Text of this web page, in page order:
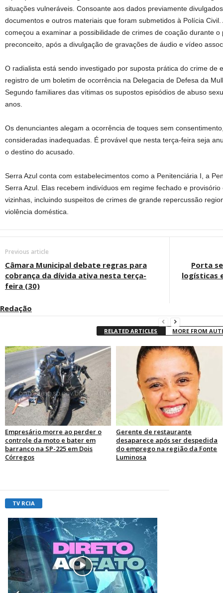
situações vulneráveis. Consoante aos dados previamente
documentos e outros materiais que foram submetidos à Polícia
começou a examinar a possibilidade de crimes de coação durante
preconceito, após a divulgação de gravações de áudio e vídeo
O radialista está sendo investigado por suposta prática do crime de
registro de um boletim de ocorrência na Delegacia de Defesa da
Segundo familiares das vítimas os supostos episódios de abuso
anos.
Os denunciantes alegam a ocorrência de toques sem
consideradas inadequadas. É provável que nesta terça-feira seja
o destino do acusado.
Serra Azul conta com estabelecimentos como a Penitenciária I, a
Serra Azul. Elas recebem indivíduos em regime fechado e
vizinhas, incluindo suspeitos de crimes de grande repercussão
violência doméstica.
Previous article
Câmara Municipal debate regras para
cobrança da dívida ativa nesta terça-
feira (30)
Porta
logísticas
Redação
RELATED ARTICLES MORE FROM
Empresário morre ao perder o
controle da moto e bater em
barranco na SP-225 em Dois
Córregos
Gerente de restaurante
desaparece após ser despedida
do emprego na região da Fonte
Luminosa
TV RCIA